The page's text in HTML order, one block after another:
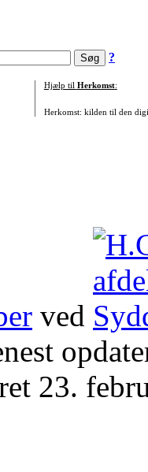
?
Hjælp til Herkomst:
Herkomst: kilden til den
ved
23.